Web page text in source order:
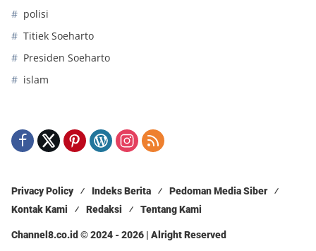
polisi
Titiek Soeharto
Presiden Soeharto
islam
Privacy Policy Indeks Berita
Pedoman Media Siber
Kontak Kami
Redaksi Tentang Kami
Channel8.co.id © 2024 - 2026 | Alright Reserved